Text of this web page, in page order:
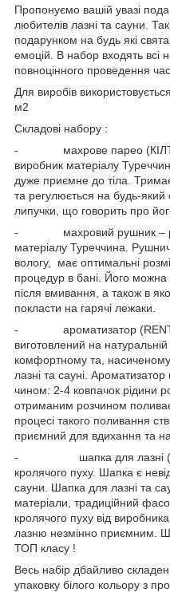
Пропонуємо вашій увазі
любителів лазні та сауни.
подарунком на будь які
емоцій. В набор входять всі
повноцінного проведення
Для виробів
м2
Складові набору :
- махрове парео (КІЛТ) –
виробник матеріалу
дуже приємне до тіла.
та регулюється на будь-який
липучки, що говорить про
- махровий рушник –
матеріалу Туреччина.
вологу, має оптимальні
процедур в бані. Його можна
після вмивання, а також в
покласти на гарячі лежаки.
- ароматизатор (RENTO)
виготовлений на
комфортному та,
лазні та сауні.
чином: 2-4 ковпачок рідини
отриманим розчином
процесі такого поливання
приємний для вдихання та
- шапка для лазні
кролячого пуху. Шапка є
сауни. Шапка для лазні та
матеріали, традиційний
кролячого пуху від
лазню незмінно приємним.
ТОП класу !
Весь набір дбайливо
упаковку білого кольору з